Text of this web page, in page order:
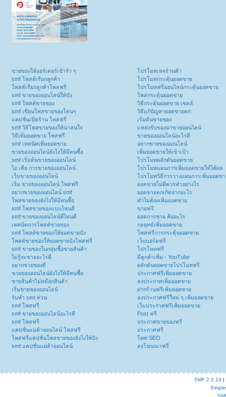
ขายของให้ออร์เดอร์เข้ารัว ๆ
smf โพสต์เรียกลูกค้า
โพสต์เรียกลูกค้าโพสฟรี
smf ขายของออนไลน์ให้ปัง
smf โพสต์ขายของ
smf เขียนโพสขายของโดนๆ
แคปชั่นเปิดร้าน โพสฟรี
smf วิธีโพสขายของให้น่าสนใจ
วิธีเพิ่มยอดขาย โพสฟรี
smf เทคนิคเพิ่มยอดขาย
ขายของออนไลน์ยังไงให้มีคนซื้อ
smf เริ่มต้นขายของออนไลน์
ไอ เดีย การขายของออนไลน์
เว็บขายของออนไลน์
เริ่ม ขายของออนไลน์ โพสฟรี
อยากขายของออนไลน์ smf
โพสขายของยังไงให้มีคนซื้อ
smf โพสขายของแบบไหนดี
smf ขายของออนไลน์ที่ไหนดี
เทคนิคการโพสต์ขายของ
smf โพสต์ขายของให้ยอดขายปัง
โพสต์ขายของให้ยอดขายปังโพสฟรี
smf ขายของในกลุ่มซื้อขายสินค้า
ไม่รู้จะขายอะไรดี
อยากขายของดี
ขายของออนไลน์ยังไงให้มีคนซื้อ
ขายสินค้าไม่สต๊อกสินค้า
เริ่มขายของออนไลน์
รับทำ seo ด่วน
smf โพสฟรี
smf ขายของออนไลน์อะไรดี
smf โพสฟรี
แคปชั่นแม่ค้าออนไลน์ โพสฟรี
โพสฟรีแคปชั่นโพสขายของยังไงให้ปัง
smf แคปชั่นแม่ค้าออนไลน์
โปรโมทเพจร้านค้า
โปรโมทกระตุ้นยอดขาย
โปรโมทฟรีออนไลน์กระตุ้นยอดขาย
โพสกระตุ้นยอดขาย
วิธีกระตุ้นยอดขาย เซลล์
วิธีแก้ปัญหายอดขายตก
เริ่มต้นขายของ
แหล่งรับของมาขายออนไลน์
ขายของออนไลน์อะไรดี
อยากขายของออนไลน์
เพิ่มยอดขายให้เข้าเป้า
โปรโมทผลักดันยอดขาย
โปรโมทแผนการเพิ่มยอดขายให้ได้ผล
โปรโมทวิธีการวางแผนการเพิ่มยอดข
ยอดขายไม่ดีควรทำอย่างไร
ยอดขายตกเกิดจากอะไร
ทำไมต้องเพิ่มยอดขาย
ขายฟรี
ยอดการขาย คืออะไร
กลยุทธ์เพิ่มยอดขาย
โพสฟรีการกระตุ้นยอดขาย
เว็บบอร์ดฟรี
โปรโมทฟรี
มีลูกค้าเพิ่ม - YouTube
ผลักดันยอดขายโปรโมทฟรี
ประกาศฟรีเพิ่มยอดขาย
ลงประกาศเพิ่มยอดขาย
ฝากร้านฟรีเพิ่มยอดขาย
ลงประกาศฟรีใหม่ ๆ เพิ่มยอดขาย
เว็บประกาศฟรีเพิ่มยอดขาย
Post ฟรี
ประกาศขายของฟรี
ประกาศฟรี
โพส SEO
ลงโฆษณาฟรี
SMF 2.0.19 |